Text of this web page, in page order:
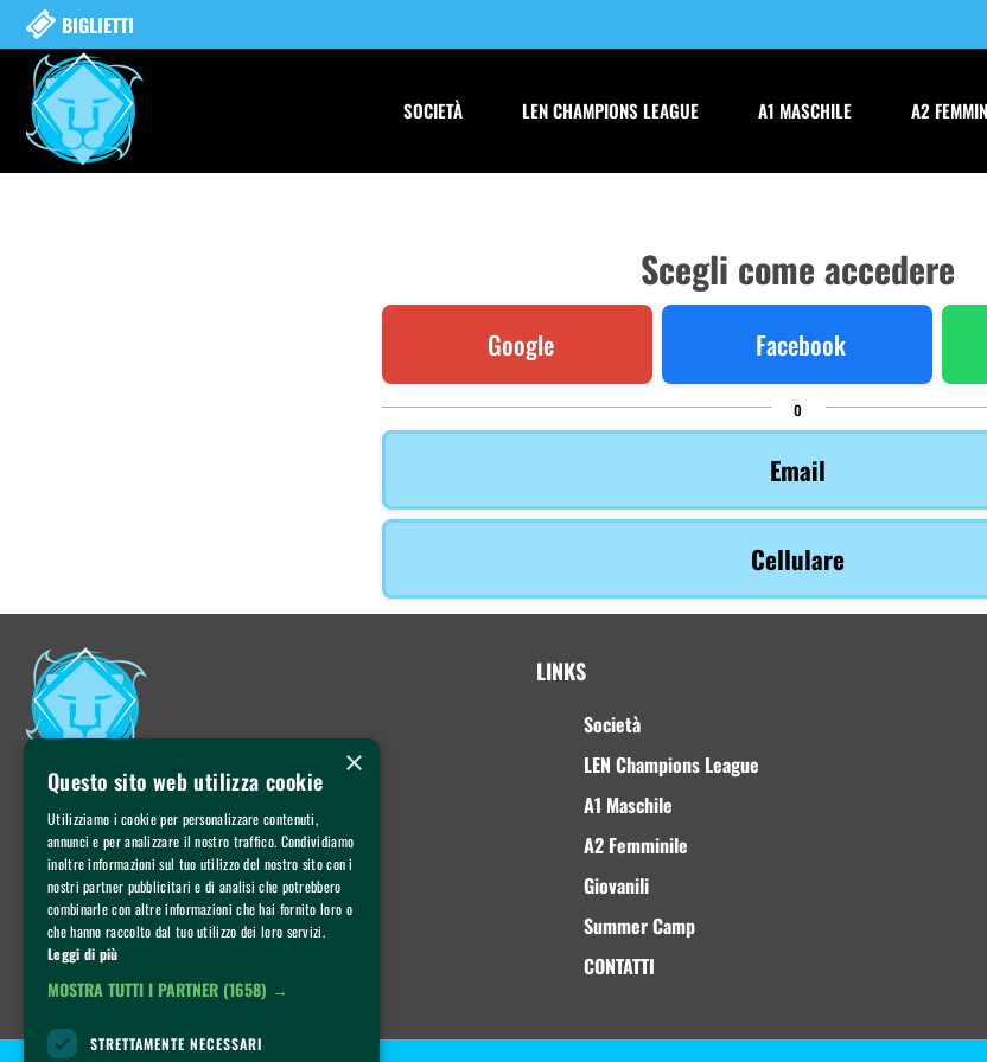
BIGLIETTI
SOCIETÀ LEN CHAMPIONS LEAGUE A1 MASCHILE A2
Scegli come accedere
Google Facebook
o
Email
Cellulare
Via Rodi 15, 25124 Brescia (BS)
+39 030 2426271
info@anbrescia.it
Lun–Sab: 9:00 – 18:00
LINKS
Società
LEN Champions League
A1 Maschile
A2 Femminile
Giovanili
Summer Camp
CONTATTI
×
Questo sito web utilizza cookie
Utilizziamo i cookie per personalizzare contenuti,
annunci e per analizzare il nostro traffico. Condividiamo
inoltre informazioni sul tuo utilizzo del nostro sito con i
nostri partner pubblicitari e di analisi che potrebbero
combinarle con altre informazioni che hai fornito loro o
che hanno raccolto dal tuo utilizzo dei loro servizi.
Leggi di più
MOSTRA TUTTI I PARTNER (1658) →
STRETTAMENTE NECESSARI